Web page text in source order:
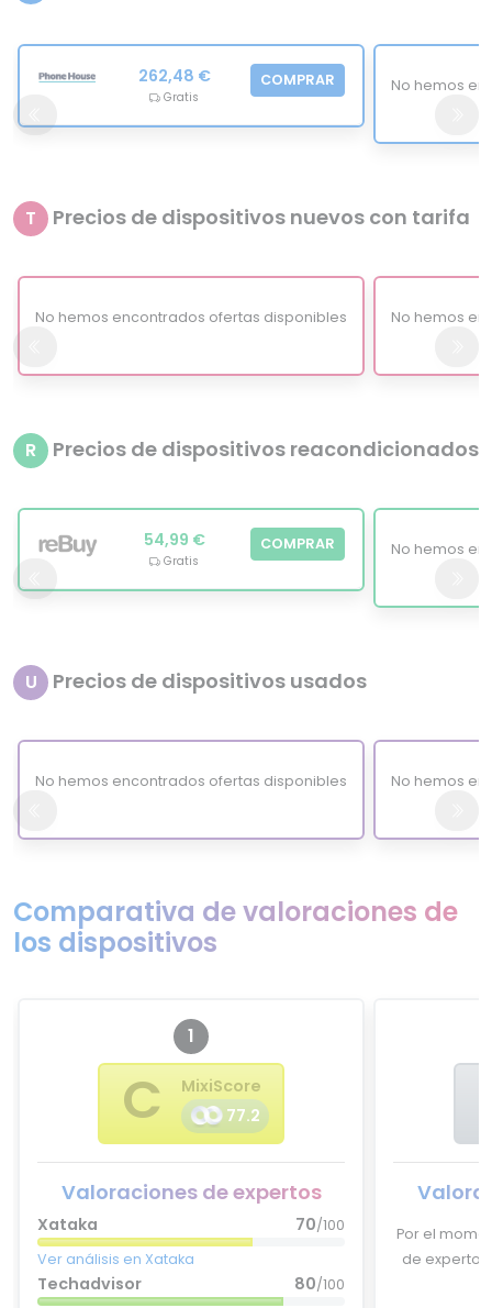
262,48 €
Gratis
COMPRAR No hemos
T Precios de dispositivos nuevos con tarifa
No hemos encontrados ofertas disponibles No hemos
R Precios de dispositivos reacondicionados
54,99 €
Gratis
COMPRAR No hemos
U Precios de dispositivos usados
No hemos encontrados ofertas disponibles No hemos
Comparativa de valoraciones de
los dispositivos
1
C
MixiScore
77.2
Valoraciones de expertos
Xataka 70/100
Ver análisis en Xataka
Techadvisor 80/100
Por el
de expertos